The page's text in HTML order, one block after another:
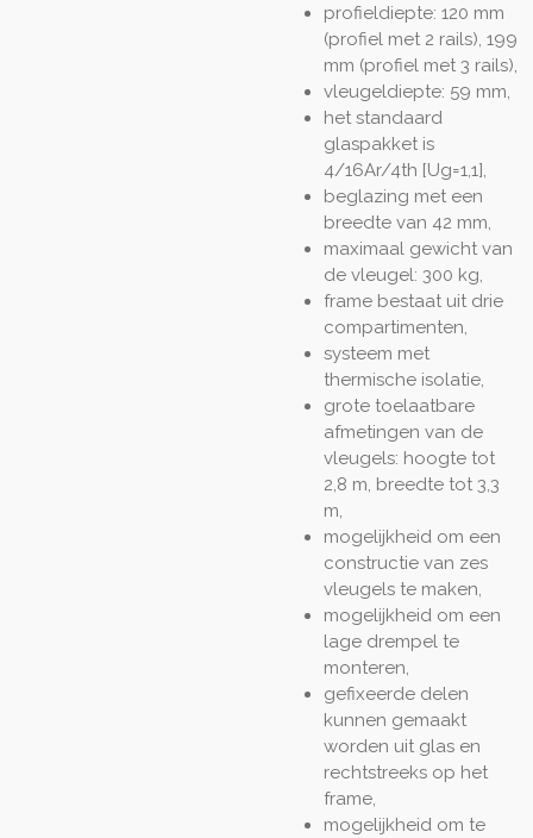
profieldiepte: 120 mm
(profiel met 2 rails), 199
mm (profiel met 3 rails),
vleugeldiepte: 59 mm,
het standaard
glaspakket is
4/16Ar/4th [Ug=1,1],
beglazing met een
breedte van 42 mm,
maximaal gewicht van
de vleugel: 300 kg,
frame bestaat uit drie
compartimenten,
systeem met
thermische isolatie,
grote toelaatbare
afmetingen van de
vleugels: hoogte tot
2,8 m, breedte tot 3,3
m,
mogelijkheid om een
constructie van zes
vleugels te maken,
mogelijkheid om een
lage drempel te
monteren,
gefixeerde delen
kunnen gemaakt
worden uit glas en
rechtstreeks op het
frame,
mogelijkheid om te